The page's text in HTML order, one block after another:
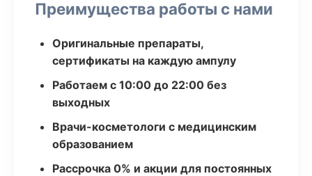
Преимущества работы с нами
Оригинальные препараты,
сертификаты на каждую ампулу
Работаем с 10:00 до 22:00 без
выходных
Врачи-косметологи с медицинским
образованием
Рассрочка 0% и акции для постоянных